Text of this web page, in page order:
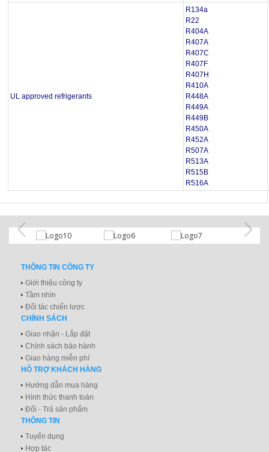
UL approved refrigerants
R134a
R22
R404A
R407A
R407C
R407F
R407H
R410A
R448A
R449A
R449B
R450A
R452A
R507A
R513A
R515B
R516A
THÔNG TIN CÔNG TY
Giới thiệu công ty
Tầm nhìn
Đối tác chiến lược
CHÍNH SÁCH
Giao nhận - Lắp đặt
Chính sách bảo hành
Giao hàng miễn phí
HỖ TRỢ KHÁCH HÀNG
Hướng dẫn mua hàng
Hình thức thanh toán
Đổi - Trả sản phẩm
THÔNG TIN
Tuyển dụng
Hợp tác